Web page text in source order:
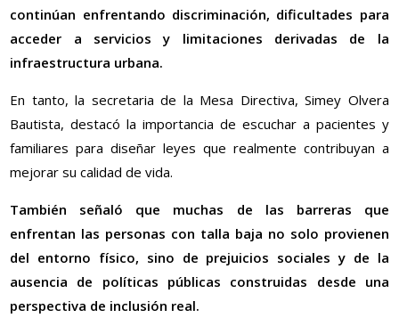
continúan enfrentando discriminación, dificultades para
acceder a servicios y limitaciones derivadas de la
infraestructura urbana.
En tanto, la secretaria de la Mesa Directiva, Simey Olvera
Bautista, destacó la importancia de escuchar a pacientes y
familiares para diseñar leyes que realmente contribuyan a
mejorar su calidad de vida.
También señaló que muchas de las barreras que
enfrentan las personas con talla baja no solo provienen
del entorno físico, sino de prejuicios sociales y de la
ausencia de políticas públicas construidas desde una
perspectiva de inclusión real.